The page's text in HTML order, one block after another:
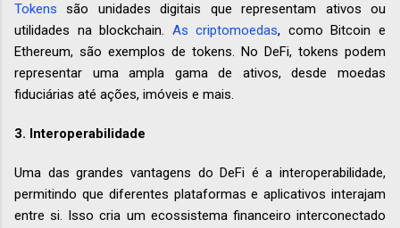
Tokenssão unidades digitais que representam ativos ou
utilidades na blockchain. As criptomoedas, como Bitcoin e
Ethereum, são exemplos de tokens. No DeFi, tokens podem
representar uma ampla gama de ativos, desde moedas
fiduciárias até ações, imóveis e mais.
3. Interoperabilidade
Uma das grandes vantagens do DeFi é a interoperabilidade,
permitindo que diferentes plataformas e aplicativos interajam
entre si. Isso cria um ecossistema financeiro interconectado